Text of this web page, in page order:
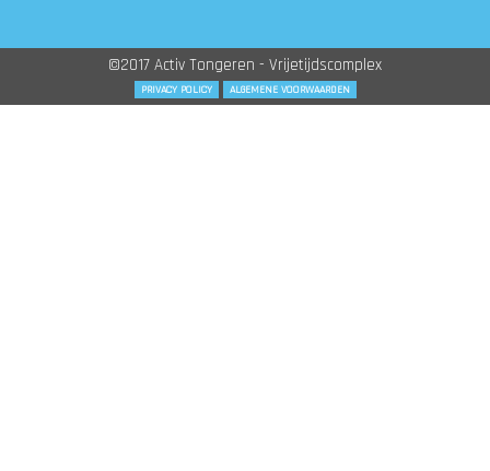
©2017 Activ Tongeren - Vrijetijdscomplex
PRIVACY POLICY ALGEMENE VOORWAARDEN